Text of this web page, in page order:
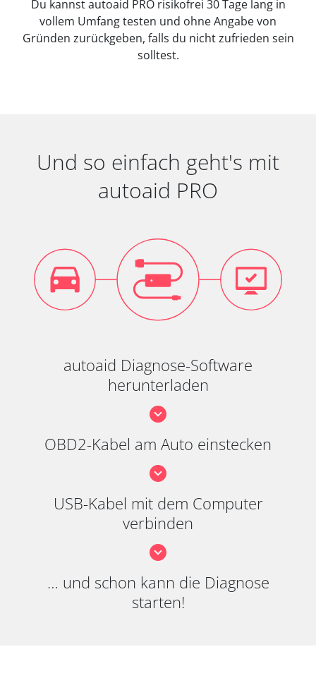
Du kannst autoaid PRO risikofrei 30 Tage lang in
vollem Umfang testen und ohne Angabe von
Gründen zurückgeben, falls du nicht zufrieden sein
solltest.
Und so einfach geht's mit
autoaid PRO
autoaid Diagnose-Software
herunterladen
OBD2-Kabel am Auto einstecken
USB-Kabel mit dem Computer
verbinden
… und schon kann die Diagnose
starten!